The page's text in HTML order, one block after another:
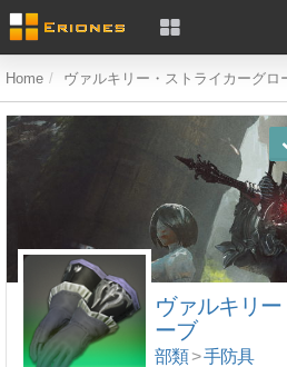
Home ヴァルキリー・ストライカーグロ
ヴァルキリ
ーブ
部類>手防具